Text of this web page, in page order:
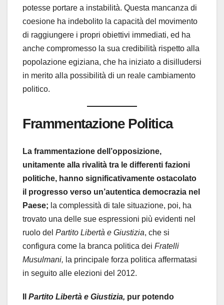
potesse portare a instabilità. Questa mancanza di
coesione ha indebolito la capacità del movimento
di raggiungere i propri obiettivi immediati, ed ha
anche compromesso la sua credibilità rispetto alla
popolazione egiziana, che ha iniziato a disilludersi
in merito alla possibilità di un reale cambiamento
politico.
Frammentazione Politica
La frammentazione dell’opposizione,
unitamente alla rivalità tra le differenti fazioni
politiche, hanno significativamente ostacolato
il progresso verso un’autentica democrazia nel
Paese; la complessità di tale situazione, poi, ha
trovato una delle sue espressioni più evidenti nel
ruolo del Partito Libertà e Giustizia, che si
configura come la branca politica dei Fratelli
Musulmani, la principale forza politica affermatasi
in seguito alle elezioni del 2012.
Partito Libertà e Giustizia, pur potendo